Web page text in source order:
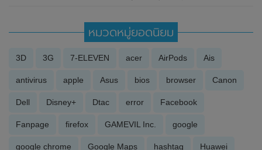
หมวดหมู่ยอดนิยม
3D 3G 7-ELEVEN acer AirPods Ais
antivirus apple Asus bios browser Canon
Dell Disney+ Dtac error Facebook
Fanpage firefox GAMEVIL Inc. google
google chrome Google Maps hashtag Huawei